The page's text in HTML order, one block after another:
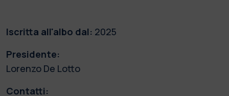
Iscritta all'albo dal: 2025
Presidente:
Lorenzo De Lotto
Contatti: